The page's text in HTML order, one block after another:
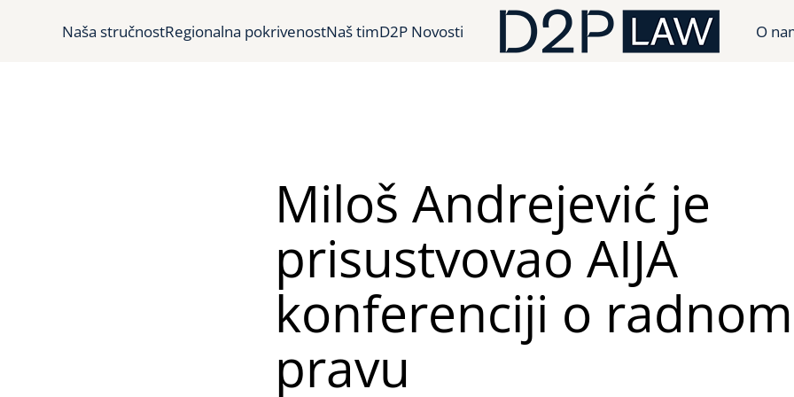
Naša stručnostRegionalna pokrivenostNaš timD2P Novosti O
Miloš Andrejević je
prisustvovao AIJA
konferenciji o radnom
pravu